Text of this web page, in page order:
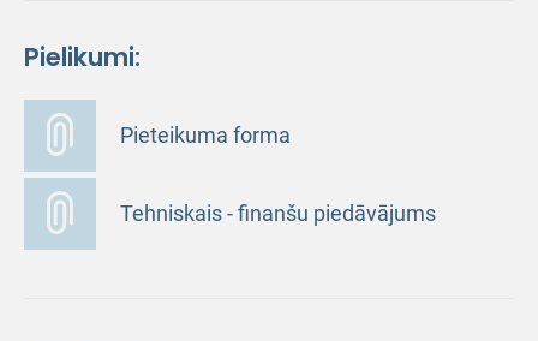
Pielikumi:
Pieteikuma forma
Tehniskais - finanšu piedāvājums